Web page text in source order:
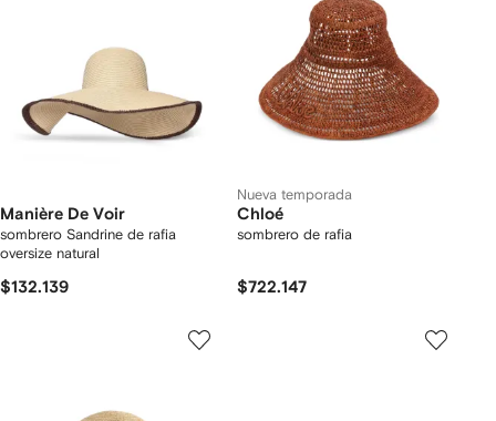
Manière De Voir
sombrero Sandrine de rafia
oversize natural
$132.139
Nueva temporada
Chloé
sombrero de rafia
$722.147